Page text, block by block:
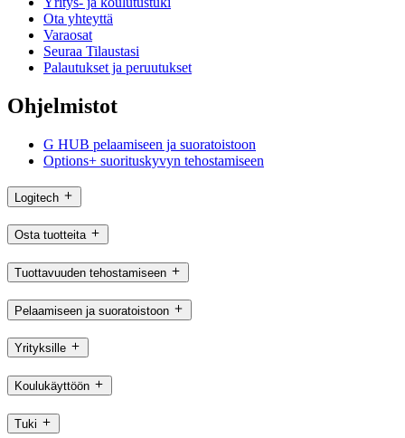
Ota yhteyttä
Varaosat
Seuraa Tilaustasi
Palautukset ja peruutukset
Ohjelmistot
G HUB pelaamiseen ja suoratoistoon
Options+ suorituskyvyn tehostamiseen
Logitech
Osta tuotteita
Tuottavuuden tehostamiseen
Pelaamiseen ja suoratoistoon
Yrityksille
Koulukäyttöön
Tuki